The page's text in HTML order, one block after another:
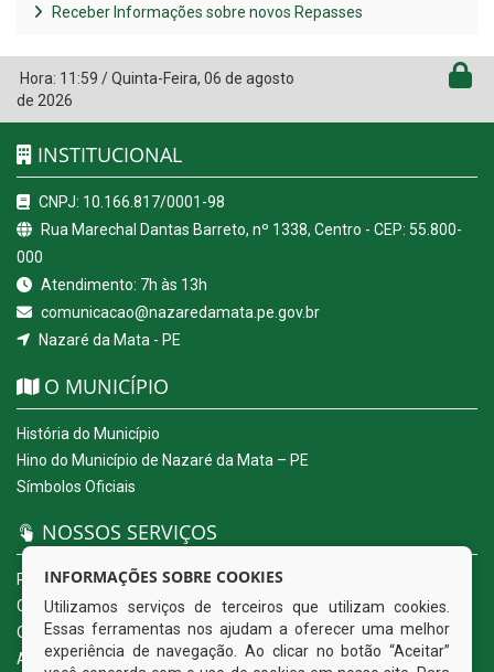
Receber Informações sobre novos Repasses
Hora: 11:59 /Quinta-Feira, 06 de agosto
de 2026
INSTITUCIONAL
CNPJ: 10.166.817/0001-98
Rua Marechal Dantas Barreto, nº 1338, Centro - CEP: 55.800-
000
Atendimento: 7h às 13h
comunicacao@nazaredamata.pe.gov.br
Nazaré da Mata - PE
O MUNICÍPIO
História do Município
Hino do Município de Nazaré da Mata – PE
Símbolos Oficiais
NOSSOS SERVIÇOS
Portal da Transparência
Carta de Serviços ao Usuário
Ouvidoria Eletrônica
Acesso a Informação (eSIC)
INFORMAÇÕES SOBRE COOKIES
Utilizamos serviços de terceiros que utilizam cookies.
Essas ferramentas nos ajudam a oferecer uma melhor
experiência de navegação. Ao clicar no botão “Aceitar”